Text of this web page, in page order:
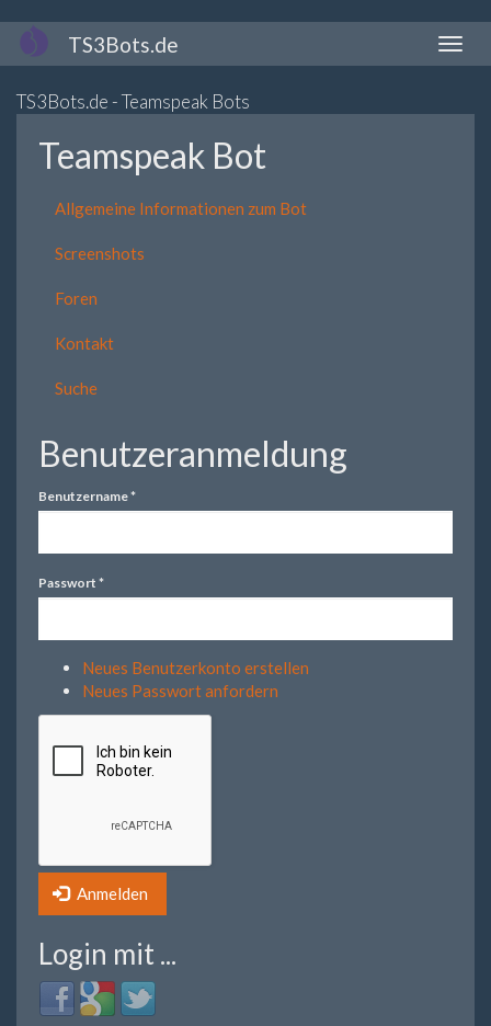
Direkt
zum
TS3Bots.de
TS3Bots.de - Teamspeak Bots
Teamspeak Bot
Allgemeine Informationen zum Bot
Screenshots
Foren
Kontakt
Suche
Benutzeranmeldung
Benutzername*
Passwort *
Neues Benutzerkonto erstellen
Neues Passwort anfordern
Anmelden
Login mit ...
Login
with
Login
with
Login
with